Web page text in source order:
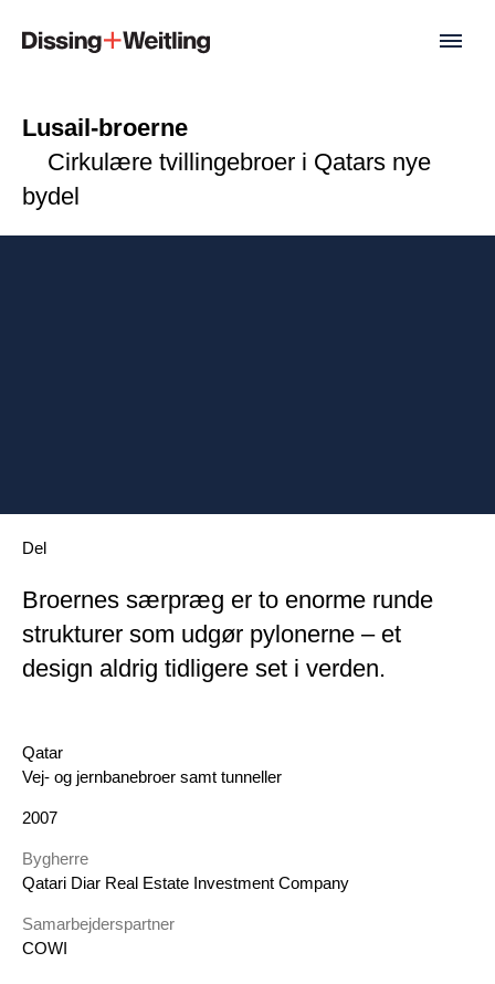
Lusail-broerne
Cirkulære tvillingebroer i Qatars nye
bydel
Broernes særpræg er to enorme runde
strukturer som udgør pylonerne – et
design aldrig tidligere set i verden.
Del
Geografi
Qatar
DK Category
Vej- og jernbanebroer samt tunneller
År
2007
Bygherre
Qatari Diar Real Estate Investment Company
Samarbejderspartner
COWI